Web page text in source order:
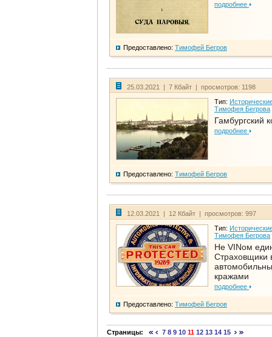
подробнее
Предоставлено: Тимофей Бегров
25.03.2021 | 7 Кбайт | просмотров: 1198
Тип:
Тимофея Бегрова
Гамбургский
подробнее
Предоставлено: Тимофей Бегров
12.03.2021 | 12 Кбайт | просмотров: 997
Тип:
Тимофея Бегрова
Не VINом
Страховщики
кражами
подробнее
Предоставлено: Тимофей Бегров
Страницы: 7 8 9 10 11 12 13 14 15